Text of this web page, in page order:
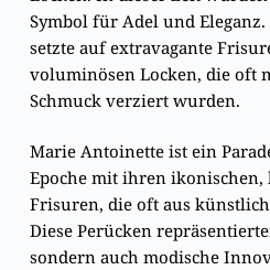
Symbol für Adel und Eleganz.
setzte auf extravagante
voluminösen Locken, die oft
Schmuck verziert wurden.
Marie Antoinette ist ein
Epoche mit ihren
Frisuren, die oft aus
Diese Perücken
sondern auch modische